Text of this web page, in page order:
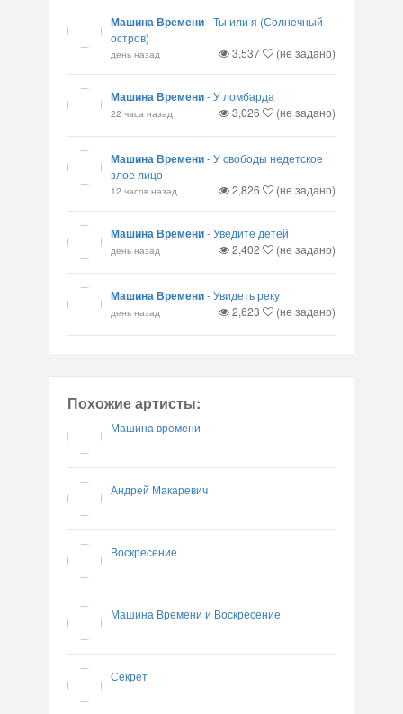
Машина Времени-Ты или я (Солнечный
остров)
день назад 3,537 (не задано)
Машина Времени-У ломбарда
22 часа назад 3,026 (не задано)
Машина Времени-У свободы недетское
злое лицо
12 часов назад 2,826 (не задано)
Машина Времени-Уведите детей
день назад 2,402 (не задано)
Машина Времени-Увидеть реку
день назад 2,623 (не задано)
Похожие артисты:
Машина времени
Андрей Макаревич
Воскресение
Машина Времени и Воскресение
Секрет